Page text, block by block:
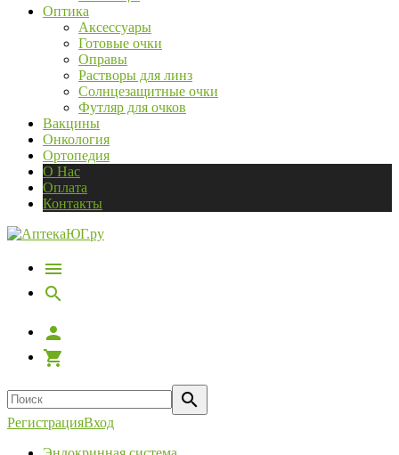
Оптика
Аксессуары
Готовые очки
Оправы
Растворы для линз
Солнцезащитные очки
Футляр для очков
Вакцины
Онкология
Ортопедия
О Нас
Оплата
Контакты
РегистрацияВход